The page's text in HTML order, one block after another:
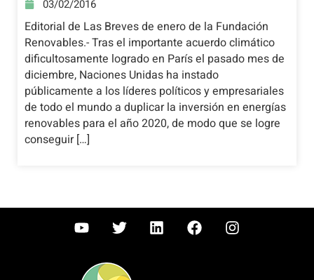
03/02/2016
Editorial de Las Breves de enero de la Fundación
Renovables.- Tras el importante acuerdo climático
dificultosamente logrado en París el pasado mes de
diciembre, Naciones Unidas ha instado
públicamente a los líderes políticos y empresariales
de todo el mundo a duplicar la inversión en energías
renovables para el año 2020, de modo que se logre
conseguir […]